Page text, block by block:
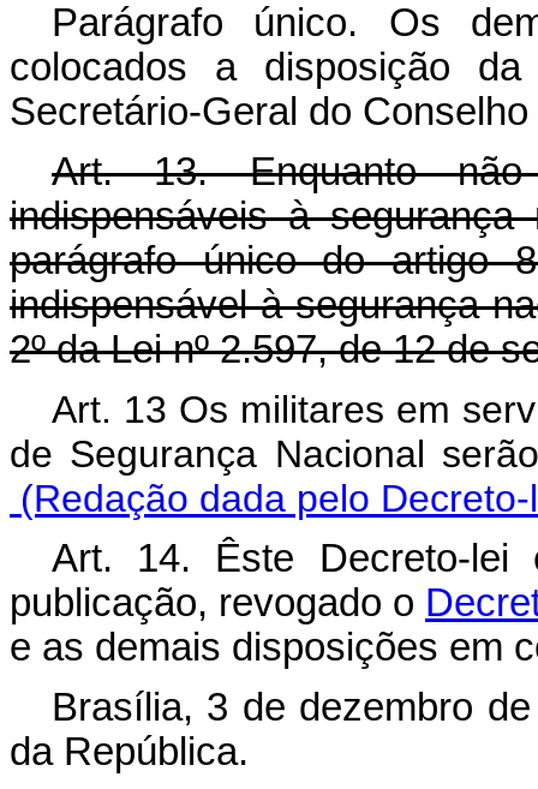
Parágrafo único. Os
colocados a disposição
Secretário-Geral do
Art. 13. Enquanto
indispensáveis à
parágrafo único do artigo
indispensável à segurança
2º da Lei nº 2.597, de 12 de
Art. 13 Os militares em
de Segurança Nacional
(Redação dada pelo
Art. 14. Êste Decreto-
publicação, revogado o
e as demais disposições em
Brasília, 3 de dezembro
da República.